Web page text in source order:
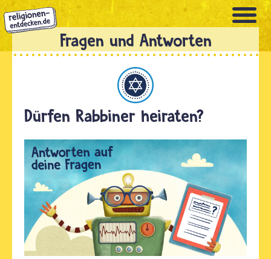
Direkt
zum
Inhalt
Dürfen Rabbiner heiraten?